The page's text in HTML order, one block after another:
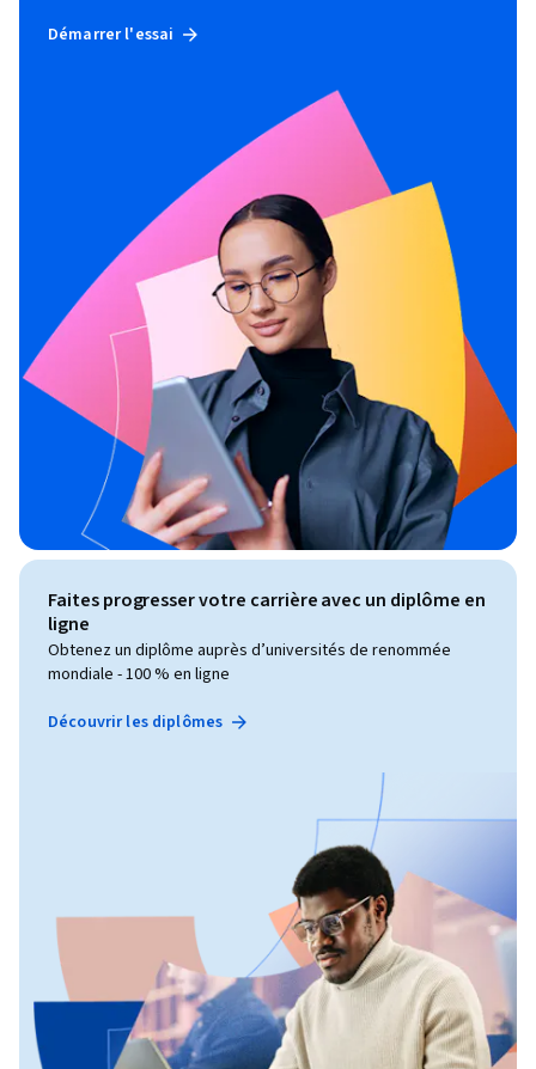
Démarrer l'essai
Faites progresser votre carrière avec un diplôme en
ligne
Obtenez un diplôme auprès d’universités de renommée
mondiale - 100 % en ligne
Découvrir les diplômes